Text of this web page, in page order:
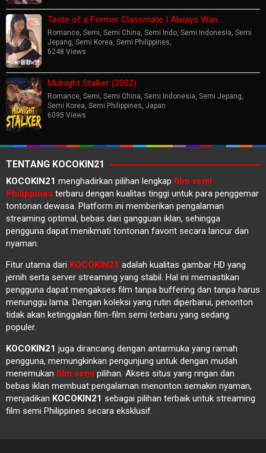
Taste of a Former Classmate I Always Wan…
Romance, Semi, Semi China, Semi Indo, Semi Indonesia, Semi
Jepang, Semi Korea, Semi Philippines,
6248 Views
Midnight Stalker (2002)
Romance, Semi, Semi China, Semi Indonesia, Semi Jepang,
Semi Korea, Semi Philippines, Japan
6095 Views
TENTANG KOCOKIN21
KOCOKIN21 menghadirkan pilihan lengkapfilm semi
Philippines terbaru dengan kualitas tinggi untuk para penggemar
tontonan dewasa. Platform ini memberikan pengalaman
streaming optimal, bebas dari gangguan iklan, sehingga
pengguna dapat menikmati tontonan favorit secara lancur dan
nyaman.
Fitur utama dari KOCOKIN21 adalah kualitas gambar HD yang
jernih serta server streaming yang stabil. Hal ini memastikan
pengguna dapat mengakses film tanpa buffering dan tanpa harus
menunggu lama. Dengan koleksi yang rutin diperbarui, penonton
tidak akan ketinggalan film-film semi terbaru yang sedang
populer.
KOCOKIN21 juga dirancang dengan antarmuka yang ramah
pengguna, memungkinkan pengunjung untuk dengan mudah
menemukanfilm semi pilihan. Akses situs yang ringan dan
bebas iklan membuat pengalaman menonton semakin nyaman,
menjadikan KOCOKIN21 sebagai pilihan terbaik untuk streaming
film semi Philippines secara eksklusif.